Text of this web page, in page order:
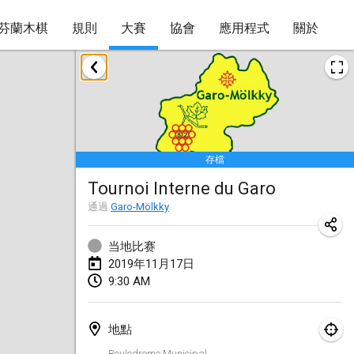
蘭木棋 規則 大賽 協會 應用程式 關於
存檔
Tournoi Interne du Garo
通過 Garo-Mölkky
当地比赛
2019年11月17日
9:30 AM
地點
2019年1月
New Year's Throw Mölkky
2019年1月1日|捷克共和國
Tournoi Mixte ASPTTOM
2019年1月20日| 法國
Tournoi d'Hiver
2019年1月26日
Liekki Cup